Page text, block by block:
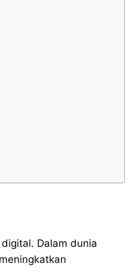
Dalam dunia